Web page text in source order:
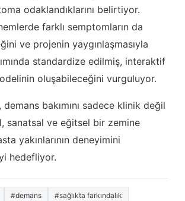
odaklandıklarını belirtiyor.
farklı semptomların da
ve projenin yaygınlaşmasıyla
standardize edilmiş, interaktif
oluşabileceğini vurguluyor.
demans bakımını sadece klinik değil
sanatsal ve eğitsel bir zemine
yakınlarının deneyimini
hedefliyor.
#demans #sağlıkta farkındalık